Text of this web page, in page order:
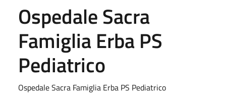
Ospedale Sacra
Famiglia Erba PS
Pediatrico
Ospedale Sacra Famiglia Erba PS Pediatrico